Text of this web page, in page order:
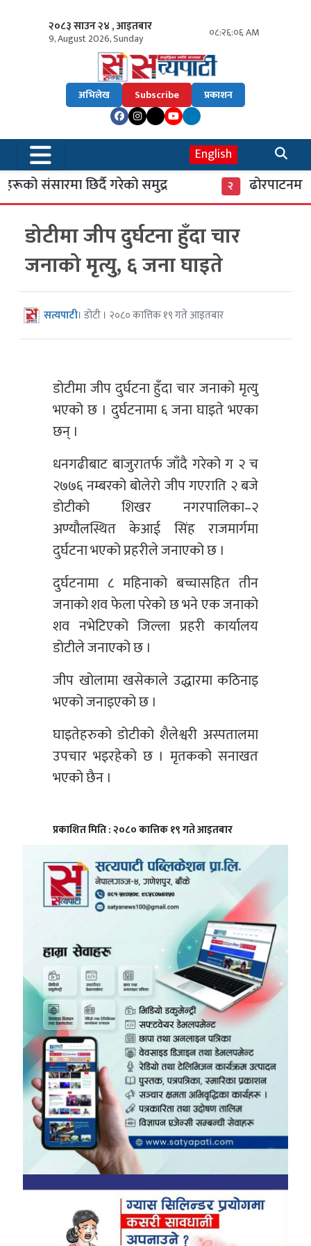
२०८३ साउन २४ , आइतबार
9, August 2026, Sunday ०८:२६:०७ AM
अभिलेख Subscribe प्रकाशन
English
संसारमा छिर्दै गरेको समुद्र ढोरपाटनमा
डोटीमा जीप दुर्घटना हुँदा चार
जनाको मृत्यु, ६ जना घाइते
सत्यपाटी। डोटी । २०८० कात्तिक १९ गते आइतबार
डोटीमा जीप दुर्घटना हुँदा चार जनाको मृत्यु
भएको छ । दुर्घटनामा ६ जना घाइते भएका
छन् ।
धनगढीबाट बाजुरातर्फ जाँदै गरेको ग २ च
२७७६ नम्बरको बोलेरो जीप गएराति २ बजे
डोटीको शिखर नगरपालिका–२
अण्यौलस्थित केआई सिंह राजमार्गमा
दुर्घटना भएको प्रहरीले जनाएको छ ।
दुर्घटनामा ८ महिनाको बच्चासहित तीन
जनाको शव फेला परेको छ भने एक जनाको
शव नभेटिएको जिल्ला प्रहरी कार्यालय
डोटीले जनाएको छ ।
जीप खोलामा खसेकाले उद्धारमा कठिनाइ
भएको जनाइएको छ ।
घाइतेहरुको डोटीको शैलेश्वरी अस्पतालमा
उपचार भइरहेको छ । मृतकको सनाखत
भएको छैन ।
प्रकाशित मिति : २०८० कात्तिक १९ गते आइतबार